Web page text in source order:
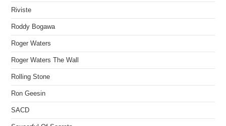
Riviste
Roddy Bogawa
Roger Waters
Roger Waters The Wall
Rolling Stone
Ron Geesin
SACD